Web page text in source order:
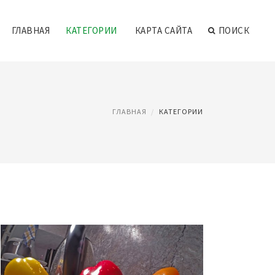
ГЛАВНАЯ КАТЕГОРИИ КАРТА САЙТА ПОИСК
ГЛАВНАЯ КАТЕГОРИИ